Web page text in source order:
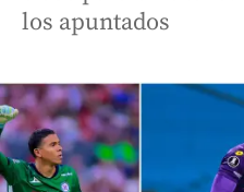
los apuntados